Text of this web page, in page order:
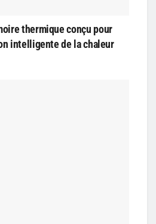
thermique conçu pour
intelligente de la chaleur